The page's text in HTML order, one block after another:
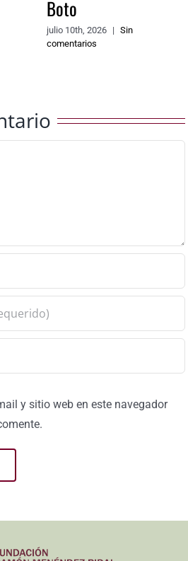
Boto
julio 10th, 2026 | Sin
comentarios
y sitio web en este navegador